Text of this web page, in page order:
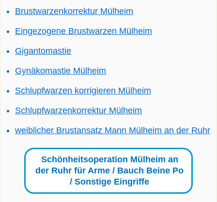
Brustwarzenkorrektur Mülheim
Eingezogene Brustwarzen Mülheim
Gigantomastie
Gynäkomastie Mülheim
Schlupfwarzen korrigieren Mülheim
Schlupfwarzenkorrektur Mülheim
weiblicher Brustansatz Mann Mülheim an der Ruhr
Schönheitsoperation Mülheim an
der Ruhr für Arme / Bauch Beine Po
/ Sonstige Eingriffe